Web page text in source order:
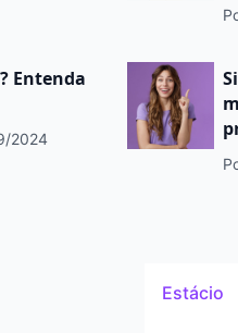
Entenda
2024
Estácio